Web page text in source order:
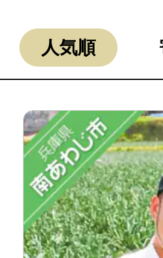
よく見られてい
ふるさと納税徹
寄付上限額シミ
給与所得者
人気順